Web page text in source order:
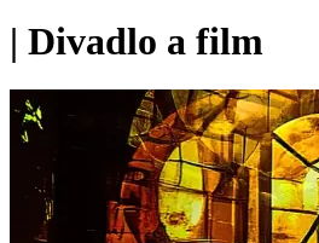
| Divadlo a film